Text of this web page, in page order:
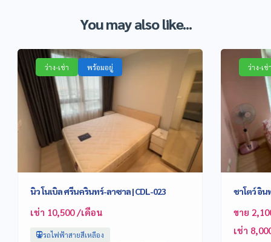
You may also like...
ว่าง-เช่า พร้อมอยู่
นิว โนเบิล ศรีนครินทร์-ลาซาล | CDL-023
เช่า 10,500 /เดือน
รถไฟฟ้าสายสีเหลือง
ว่าง-เช่
ชาโตว์ อิน
ขาย
เช่า